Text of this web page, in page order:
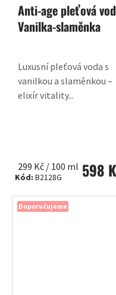
Anti-age pleťová
Vanilka-slaměnka
598
Měrná
cena:
299 Kč / 100 ml
Luxusní pleťová voda s
vanilkou a slaměnkou –
elixír vitality...
Kód: B2128G
Doporučujeme